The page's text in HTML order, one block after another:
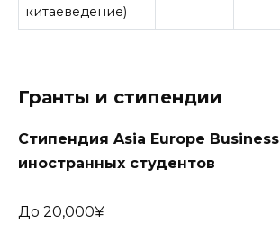
китаеведение)
Гранты и стипендии
Стипендия Asia Europe Business
иностранных студентов
До 20,000¥